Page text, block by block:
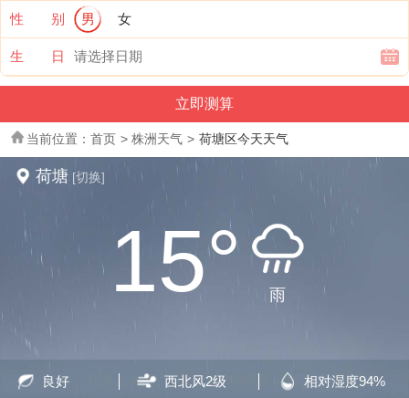
性 别 男 女
生 日
当前位置： 首页 > 株洲天气 > 荷塘区今天天气
荷塘 [切换]
15° 雨
良好 西北风2级 相对湿度94%